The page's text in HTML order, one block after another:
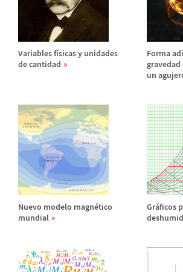
Variables físicas y unidades
de cantidad
Forma
gravedad
un
Nuevo modelo magnético
mundial
Gráficos